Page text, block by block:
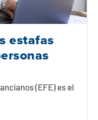
estafas
(EFE) es el